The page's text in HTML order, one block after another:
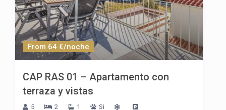
From 64 €/noche
CAP RAS 01 – Apartamento con
terraza y vistas
5 2 1 Si